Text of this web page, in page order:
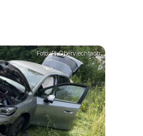
Foto: PI Oberviechtach